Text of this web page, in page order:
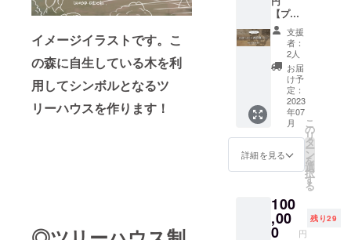
イメージイラストです。こ
の森に自生している木を利
用してシンボルとなるツ
リーハウスを作ります！
できま
せん。
※ご利用
時のお
釣りは
出ませ
ん。
分）
15,000
円相当
④バー
キュー
施設利
用料＆
道具一
式貸し
出し
サービ
ス ■企
備考欄
に掲載
する企
す。 ■
リター
ン内容
①HIMIT
SUKIC
HIプレ
ミアム
付商品
券７
０，０
００円
分
円券×14
商品券
につい
て ※有
【プレ
ミアム
付商品
券プラ
ン】
（消費
税・送
料込
み）
HIMITS
UKICHI
店舗で
使える
『１０
００円
分』の
商品券
支援
者：
2人
お届
け予
定：
2023
年07
月
詳細を見る
こ
の
リ
タ
ー
ン
を
選
択
す
る
100
,00
0 円
残り29